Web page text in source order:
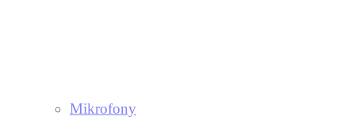
Mikrofony